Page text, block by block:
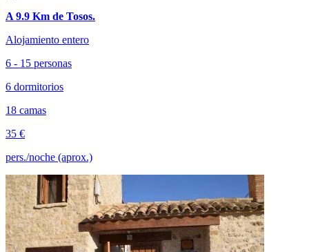
A 9.9 Km de Tosos.
Alojamiento entero
6 - 15 personas
6 dormitorios
18 camas
35 €
pers./noche (aprox.)